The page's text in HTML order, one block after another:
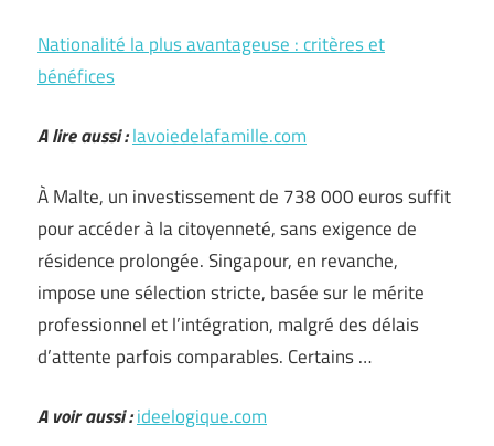
Nationalité la plus avantageuse : critères et
bénéfices
A lire aussi :lavoiedelafamille.com
À Malte, un investissement de 738 000 euros suffit
pour accéder à la citoyenneté, sans exigence de
résidence prolongée. Singapour, en revanche,
impose une sélection stricte, basée sur le mérite
professionnel et l’intégration, malgré des délais
d’attente parfois comparables. Certains …
A voir aussi :ideelogique.com